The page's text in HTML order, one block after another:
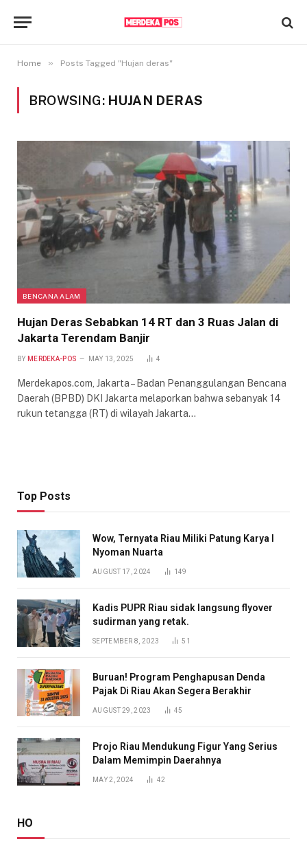
Home » Posts Tagged "Hujan deras"
BROWSING: HUJAN DERAS
BENCANA ALAM
Hujan Deras Sebabkan 14 RT dan 3 Ruas Jalan di
Jakarta Terendam Banjir
BY MERDEKA-POS MAY 13, 2025 4
Merdekapos.com, Jakarta – Badan Penanggulangan Bencana
Daerah (BPBD) DKI Jakarta melaporkan bahwa sebanyak 14
rukun tetangga (RT) di wilayah Jakarta…
Top Posts
Wow, Ternyata Riau Miliki Patung Karya I
Nyoman Nuarta
AUGUST 17, 2024 149
Kadis PUPR Riau sidak langsung flyover
sudirman yang retak.
SEPTEMBER 8, 2023 51
Buruan! Program Penghapusan Denda
Pajak Di Riau Akan Segera Berakhir
AUGUST 29, 2023 45
Projo Riau Mendukung Figur Yang Serius
Dalam Memimpin Daerahnya
MAY 2, 2024 42
HO